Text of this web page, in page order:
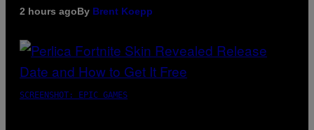
2 hours agoBy Brent Koepp
SCREENSHOT: EPIC GAMES